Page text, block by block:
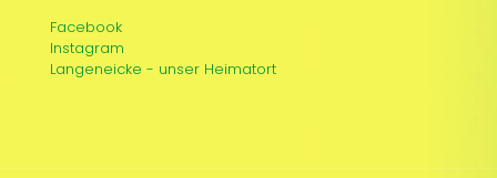
Facebook
Instagram
Langeneicke - unser Heimatort